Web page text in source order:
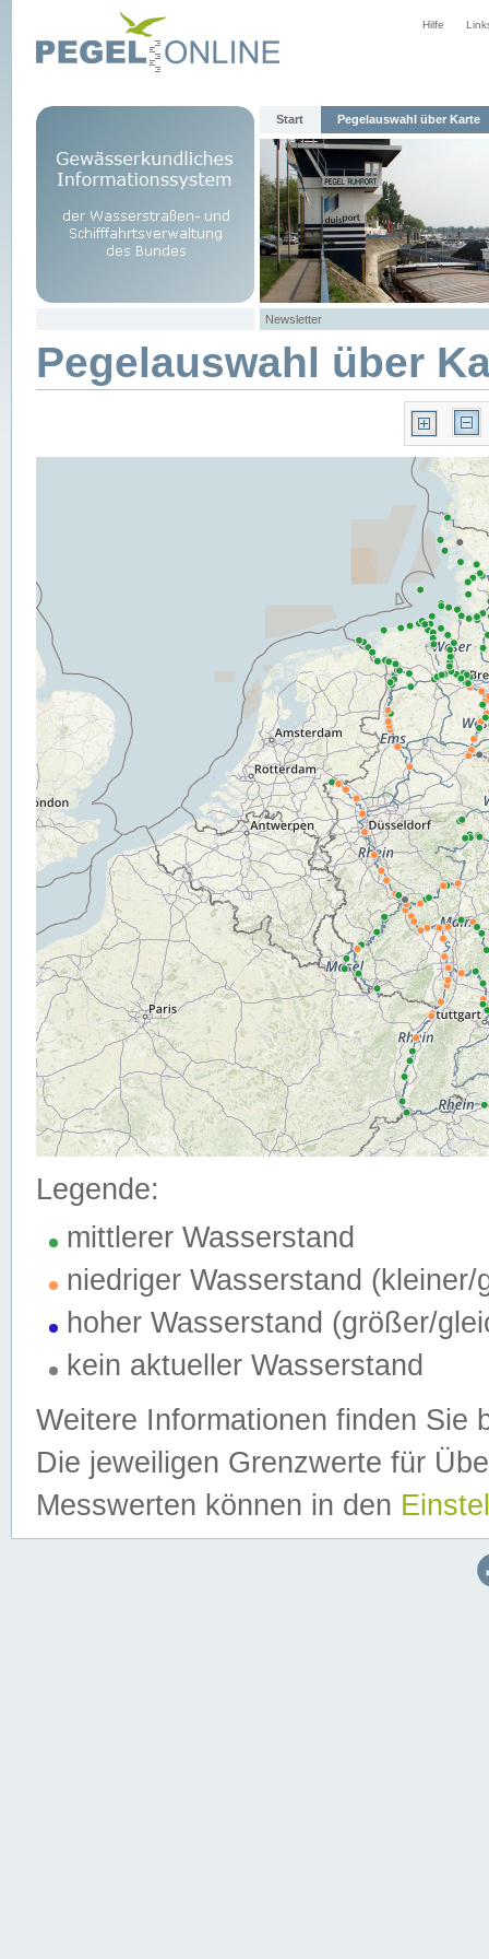
Hilfe
Start Pegelauswahl über Karte
Newsletter
Pegelauswahl über
Legende:
mittlerer Wasserstand
niedriger Wasserstand (kleiner/
hoher Wasserstand (größer/
kein aktueller Wasserstand
Weitere Informationen finden Sie
Die jeweiligen Grenzwerte für
Messwerten können in den